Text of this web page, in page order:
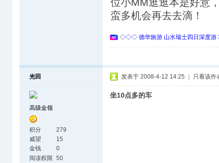
蛮多机会再去去滴！
◇◇◇ 德华旅游 山水瑞士四日深度
光田
高级金领
积分
279
威望
15
金钱
0
阅读权限 50
发表于 2008-4-12 14:25 只看该作
坐10点多的车